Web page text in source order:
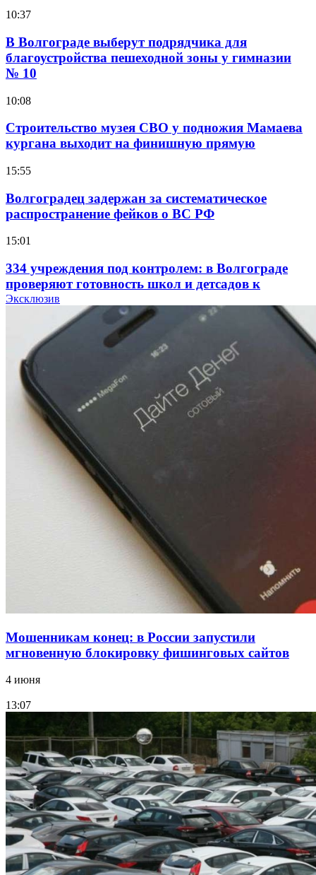
10:37
В Волгограде выберут подрядчика для
благоустройства пешеходной зоны у гимназии
№ 10
10:08
Строительство музея СВО у подножия Мамаева
кургана выходит на финишную прямую
15:55
Волгоградец задержан за систематическое
распространение фейков о ВС РФ
15:01
334 учреждения под контролем: в Волгограде
проверяют готовность школ и детсадов к
учебному году
Покушение на убийство в Волгограде: девушка
напала на незнакомую женщину с ножом
12:39
Сладкий праздник в Волгограде: в Центральном
парке прошёл фестиваль „Арбузный переполох“
Волгоградские компании нарастили экспорт:
заключены контракты на 3,6 млн долларов
Эксклюзив
Мошенникам конец: в России запустили
мгновенную блокировку фишинговых сайтов
4 июня
13:07